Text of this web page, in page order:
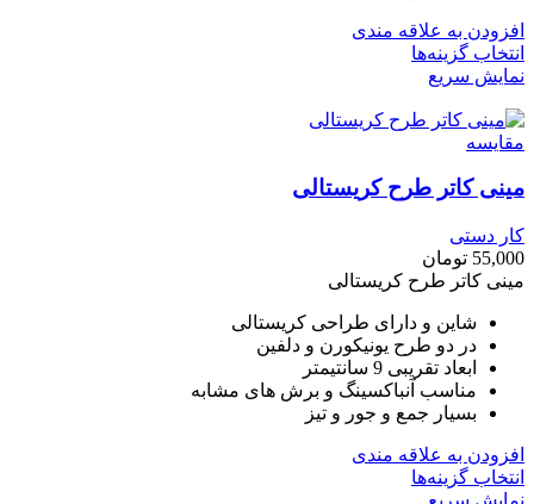
افزودن به علاقه مندی
انتخاب گزینه‌ها
نمایش سریع
مقايسه
مینی کاتر طرح کریستالی
کار دستی
55,000 تومان
مینی کاتر طرح کریستالی
شاین و دارای طراحی کریستالی
در دو طرح یونیکورن و دلفین
ابعاد تقریبی 9 سانتیمتر
مناسب آنباکسینگ و برش های مشابه
بسیار جمع و جور و تیز
افزودن به علاقه مندی
انتخاب گزینه‌ها